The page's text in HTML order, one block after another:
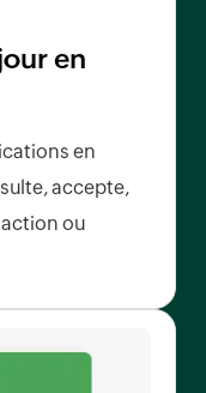
en
en
accepte,
ou